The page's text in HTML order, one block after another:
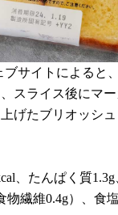
サイトによると
スライス後にマ
げたブリオッシ
、たんぱく質
物繊維0.4g）、食